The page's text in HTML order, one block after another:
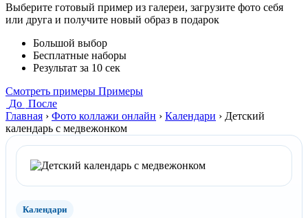
Выберите готовый пример из галереи, загрузите фото себя
или друга и получите новый образ в подарок
Большой выбор
Бесплатные наборы
Результат за 10 сек
Смотреть примеры Примеры
До После
Главная › Фото коллажи онлайн › Календари › Детский
календарь с медвежонком
Календари